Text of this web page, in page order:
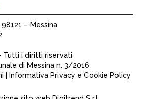
– Messina
Tutti i diritti riservati
di Messina n. 3/2016
| Informativa Privacy e Cookie Policy